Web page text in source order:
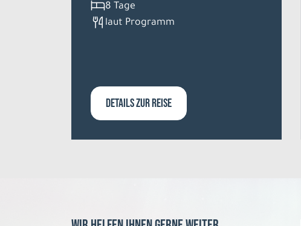
8 Tage
laut Programm
DETAILS ZUR REISE